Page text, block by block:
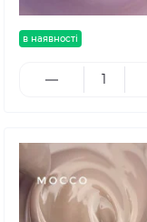
в наявності